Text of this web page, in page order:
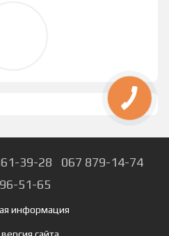
39-28
067 879-14-74
51-65
информация
сайта